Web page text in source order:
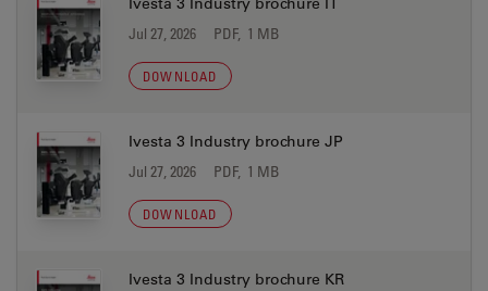
Jul 27, 2026 PDF, 1 MB
DOWNLOAD
Ivesta 3 Industry brochure JP
Jul 27, 2026 PDF, 1 MB
DOWNLOAD
Ivesta 3 Industry brochure KR